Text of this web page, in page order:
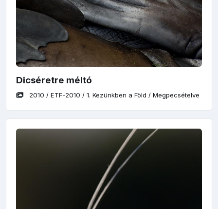
Dicséretre méltó
2010 / ETF-2010 / 1. Kezünkben a Föld / Megpecsételve